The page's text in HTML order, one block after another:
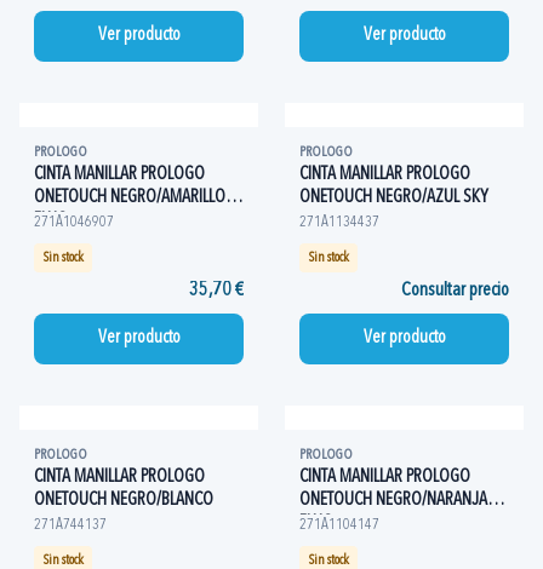
Ver producto Ver producto
PROLOGO
CINTA MANILLAR PROLOGO
ONETOUCH NEGRO/AMARILLO
FLUO
271A1046907
Sin stock
35,70 €
Ver producto
PROLOGO
CINTA MANILLAR PROLOGO
ONETOUCH NEGRO/AZUL SKY
271A1134437
Sin stock
Consultar precio
Ver producto
PROLOGO
CINTA MANILLAR PROLOGO
ONETOUCH NEGRO/BLANCO
271A744137
Sin stock
PROLOGO
CINTA MANILLAR PROLOGO
ONETOUCH NEGRO/NARANJA
FLUO
271A1104147
Sin stock